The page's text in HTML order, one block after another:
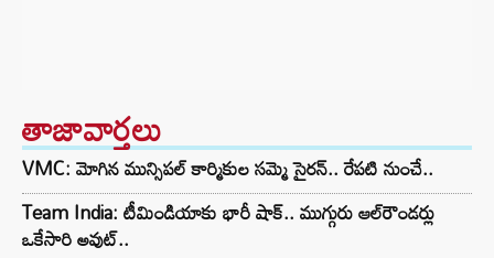
తాజావార్తలు
VMC: మోగిన మున్సిపల్ కార్మికుల సమ్మె సైరన్.. రేపటి నుంచే..
Team India: టీమిండియాకు భారీ షాక్.. ముగ్గురు ఆల్‌రౌండర్లు
ఒకేసారి అవుట్..